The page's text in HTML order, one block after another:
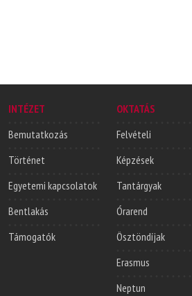
INTÉZET
Bemutatkozás
Történet
Egyetemi kapcsolatok
Bentlakás
Támogatók
OKTATÁS
Felvételi
Képzések
Tantárgyak
Órarend
Ösztöndíjak
Erasmus
Neptun